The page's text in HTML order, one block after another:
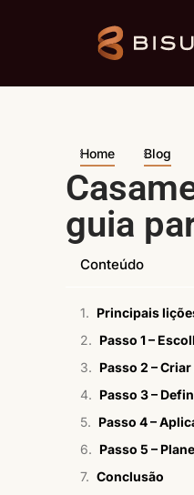
Home Blog
guia
Conteúdo
Principais
Passo 1 –
Passo 2 –
Passo 3 –
Passo 4 –
Passo 5 –
Conclusão